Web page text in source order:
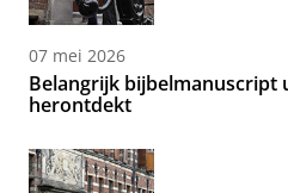
07 mei 2026
Belangrijk bijbelmanuscript
herontdekt